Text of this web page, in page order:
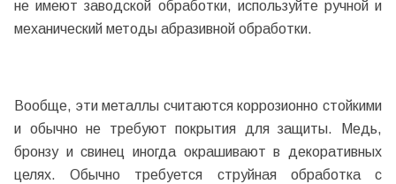
не имеют заводской обработки, используйте ручной и
механический методы абразивной обработки.
Вообще, эти металлы считаются коррозионно стойкими
и обычно не требуют покрытия для защиты. Медь,
бронзу и свинец иногда окрашивают в декоративных
целях. Обычно требуется струйная обработка с